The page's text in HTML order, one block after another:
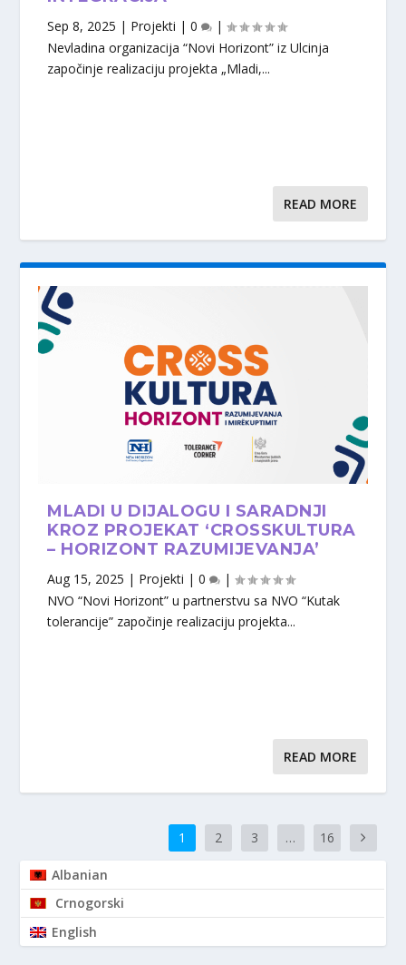
Sep 8, 2025 | Projekti |0
|
Nevladina organizacija “Novi Horizont” iz Ulcinja
započinje realizaciju projekta „Mladi,...
READ MORE
MLADI U DIJALOGU I SARADNJI
KROZ PROJEKAT ‘CROSSKULTURA
– HORIZONT RAZUMIJEVANJA’
Aug 15, 2025 | Projekti |0
|
NVO “Novi Horizont” u partnerstvu sa NVO “Kutak
tolerancije” započinje realizaciju projekta...
READ MORE
1 2 3 … 16
Albanian
Crnogorski
English